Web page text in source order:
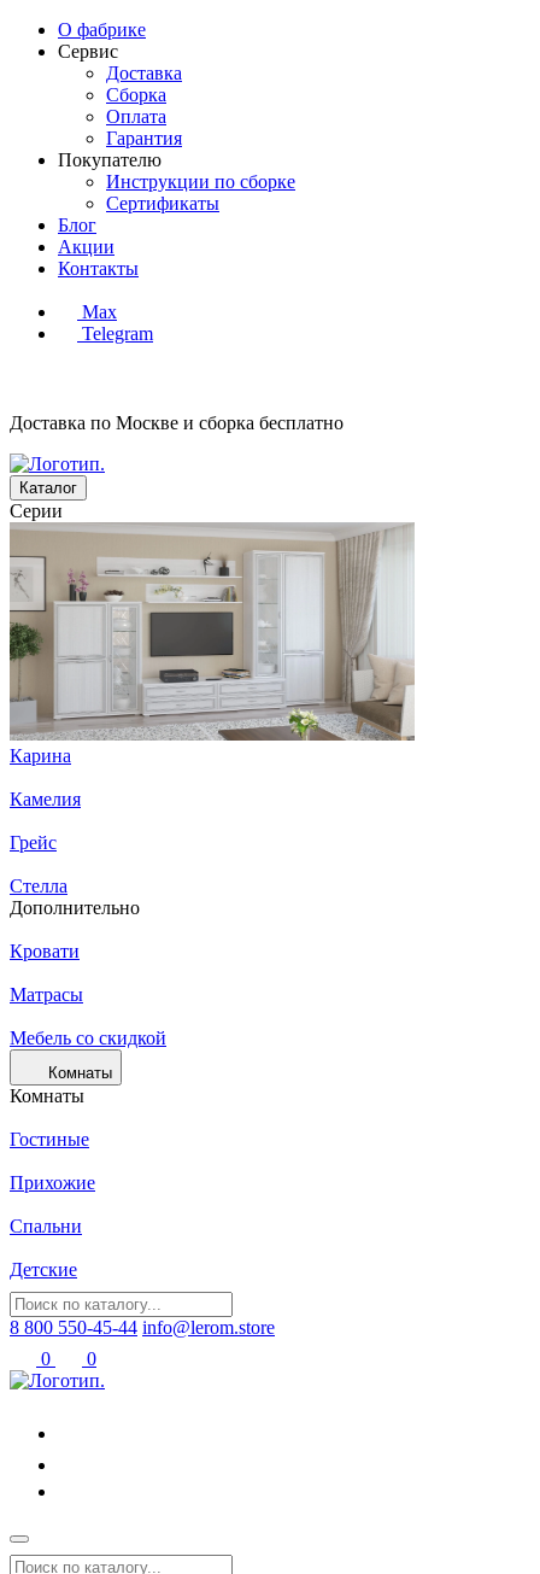
О фабрике
Сервис
Доставка
Сборка
Оплата
Гарантия
Покупателю
Инструкции по сборке
Сертификаты
Блог
Акции
Контакты
Max
Telegram
Доставка по Москве и сборка бесплатно
Каталог
Серии
Карина
Камелия
Грейс
Стелла
Дополнительно
Кровати
Матрасы
Мебель со скидкой
Комнаты
Комнаты
Гостиные
Прихожие
Спальни
Детские
8 800 550-45-44 info@lerom.store
0
0